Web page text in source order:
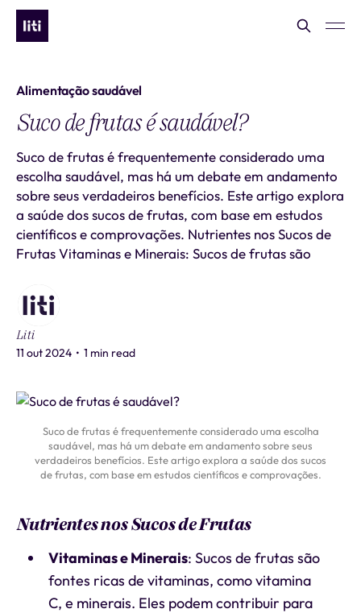
Alimentação saudável
Suco de frutas é saudável?
Suco de frutas é frequentemente considerado uma
escolha saudável, mas há um debate em andamento
sobre seus verdadeiros benefícios. Este artigo explora
a saúde dos sucos de frutas, com base em estudos
científicos e comprovações. Nutrientes nos Sucos de
Frutas Vitaminas e Minerais: Sucos de frutas são
Liti
11 out 2024 • 1 min read
Suco de frutas é frequentemente considerado uma escolha
saudável, mas há um debate em andamento sobre seus
verdadeiros benefícios. Este artigo explora a saúde dos sucos
de frutas, com base em estudos científicos e comprovações.
Nutrientes nos Sucos de Frutas
Vitaminas e Minerais: Sucos de frutas são
fontes ricas de vitaminas, como vitamina
C, e minerais. Eles podem contribuir para